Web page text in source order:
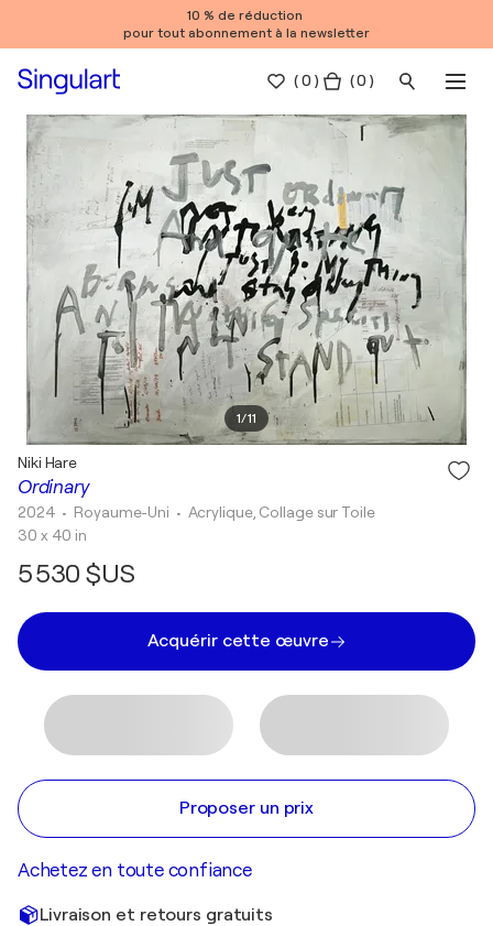
10 % de réduction
pour tout abonnement à la newsletter
(0 ) ( 0 )
1/11
Ordinary
Niki Hare
2024 • Royaume-Uni • Acrylique, Collage sur Toile
30 x 40 in
5 530 $US
Acquérir cette œuvre
Proposer un prix
Achetez en toute confiance
Livraison et retours gratuits